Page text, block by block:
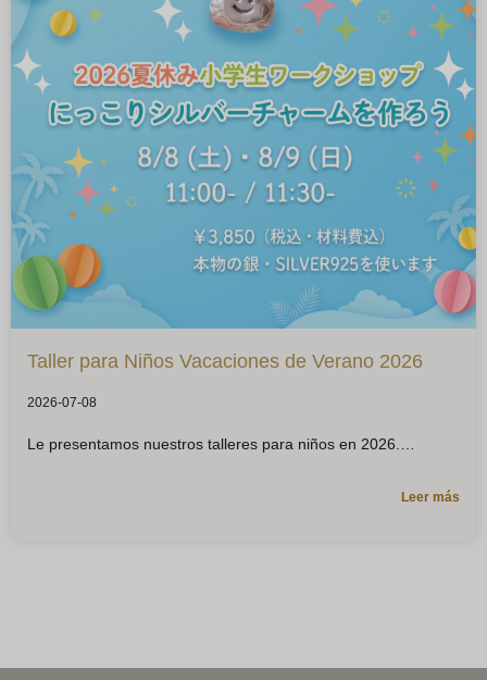
Taller para Niños Vacaciones de Verano 2026
2026-07-08
Le presentamos nuestros talleres para niños en 2026.
Leer más